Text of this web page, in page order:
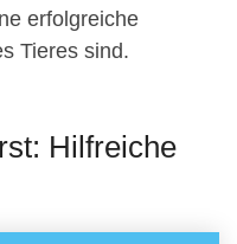
erfolgreiche
Tieres sind.
Hilfreiche